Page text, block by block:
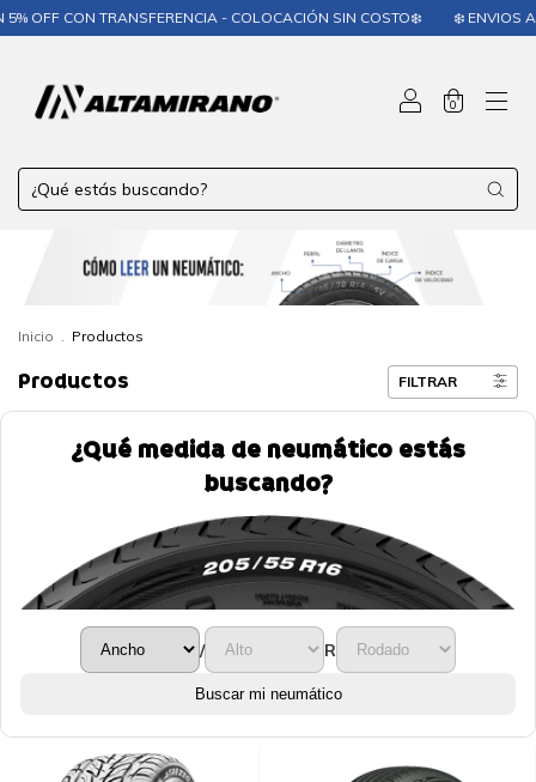
- COLOCACIÓN SIN COSTO❄️ ❄️ ENVIOS A TODO EL PAÍS❄️ ❄️
0
Inicio Productos
Productos FILTRAR
¿Qué medida de neumático estás
buscando?
/ R
Buscar mi neumático